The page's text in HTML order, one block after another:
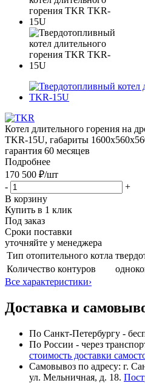
Котел длительного горения на
TKR-15U, габариты
гарантия 60 месяцев
Подробнее
170 500 ₽/шт
-
+
В корзину
Купить в 1 клик
Под заказ
Сроки поставки
уточняйте у менеджера
Тип отопительного котла
Количество контуров
Все характеристики›
Доставка и
По Санкт-Петербургу -
По России - через
стоимость доставки
Самовывоз по адресу: г.
ул. Мельничная, д. 18.